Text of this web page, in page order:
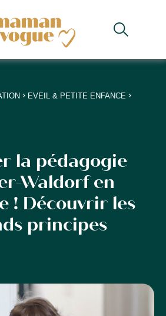
+
> EVEIL & PETITE ENFANCE>
la pédagogie
Waldorf en
! Découvrir les
principes